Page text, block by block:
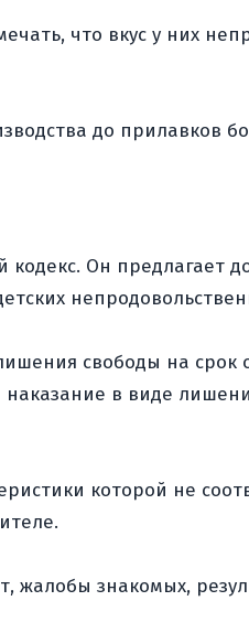
что вкус у них
до прилавков
Он предлагает
свободы на
в виде
которой не
жалобы знакомых,